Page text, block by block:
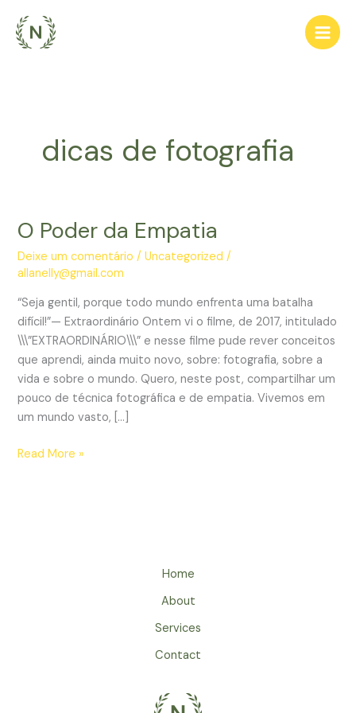
para
dicas de fotografia
O Poder da Empatia
Deixe um comentário /Uncategorized /
allanelly@gmail.com
“Seja gentil, porque todo mundo enfrenta uma batalha
difícil!”— Extraordinário Ontem vi o filme, de 2017, intitulado
\\\”EXTRAORDINÁRIO\\\” e nesse filme pude rever conceitos
que aprendi, ainda muito novo, sobre: fotografia, sobre a
vida e sobre o mundo. Quero, neste post, compartilhar um
pouco de técnica fotográfica e de empatia. Vivemos em
um mundo vasto, […]
O
da
Empatia
Read More »
Home
About
Services
Contact